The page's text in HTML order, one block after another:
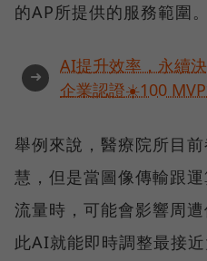
的AP所提供的服務範圍。
➜
AI提升效率，永續
企業認證☀️100
舉例來說，醫療院所目
慧，但是當圖像傳輸跟
流量時，可能會影響周
此AI就能即時調整最接